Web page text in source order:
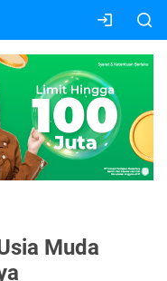
Muda